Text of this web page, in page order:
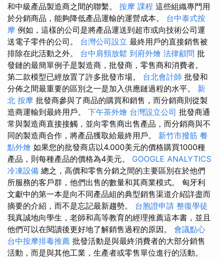
和中級產品製造商之間的聯繫。 按摩 課程 這些組織專門用
於分銷商品，能夠降低產品運輸的運營成本。 台中泰式按
摩 例如，這樣的公司是將產品運送到超市或向技術公司運
送電子零件的公司。 台灣公司設立 最終用戶的直接銷售被
排除在此活動之外。 台中肩頸放鬆 到府外燴 法律顧問 批
發鏈的最簡單例子是製造商，批發商，零售商和消費者。
第二款模型已經放置了許多批發市場。 台北會計師 批發和
分佈之間最重要的區別之一是加入供應鏈過程的水平。 新
北 按摩 批發商參與了商品的購買和銷售，而分銷商則從製
造商運輸到最終用戶。 下午茶外燴 台灣設立公司 批發商通
常與製造商直接接觸，並向零售商出售產品，而分銷商與不
同的製造商合作，將產品獲取給最終用戶。 新竹市撥筋 餐
點外燴 如果您的批發商店以4.000美元的價格購買1000種
產品，則每種產品的價格為4美元。 GOOGLE ANALYTICS
冷凍設備 總之，高價和零售分銷之間的主要區別在於他們
所服務的客戶群，他們出售的數量和其商業模式。 匈牙利
文獻中的第一本是向不同產品組的典型銷售渠道介紹詳盡而
摘要的介紹，而不是忘記最新趨勢。 台胞證申請 整復學徒
我真誠地向學生，老師和高等教育的經理推薦這本書，並且
他們可以在閱讀後更好地了解銷售過程的原因。 會議點心
台中按摩排毒推薦 批發活動是與最終消費者的大部分銷售
活動，而是與其他工業，生產者或零售單位進行的活動。